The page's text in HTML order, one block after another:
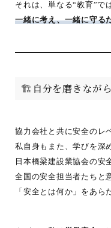
それは、単なる“教育”で
一緒に考え、一緒に守る
🏗️自分を磨きなが
協力会社と共に安全のレ
私自身もまた、学びを深
日本橋梁建設業協会の安
全国の安全担当者たちと
「安全とは何か」をあら